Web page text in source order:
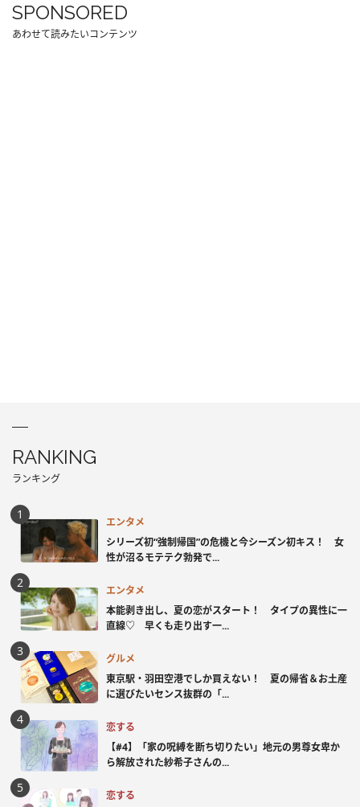
SPONSORED
あわせて読みたいコンテンツ
RANKING
ランキング
エンタメ
シリーズ初“強制帰国”の危機と今シーズン初キス！ 女
性が沼るモテテク勃発で...
エンタメ
本能剥き出し、夏の恋がスタート！ タイプの異性に一
直線♡ 早くも走り出す一...
グルメ
東京駅・羽田空港でしか買えない！ 夏の帰省＆お土産
に選びたいセンス抜群の「...
恋する
【#4】「家の呪縛を断ち切りたい」地元の男尊女卑か
ら解放された紗希子さんの...
恋する